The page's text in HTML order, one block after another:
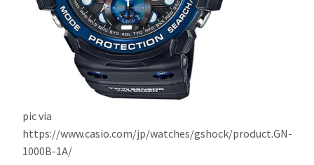
pic via
https://www.casio.com/jp/watches/gshock/product.GN-
1000B-1A/